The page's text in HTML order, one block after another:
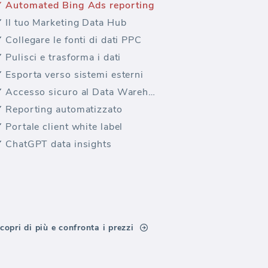
Automated Bing Ads reporting
Il tuo Marketing Data Hub
Collegare le fonti di dati PPC
Pulisci e trasforma i dati
Esporta verso sistemi esterni
Accesso sicuro al Data Warehouse
Reporting automatizzato
Portale client white label
ChatGPT data insights
di più e confronta i prezzi